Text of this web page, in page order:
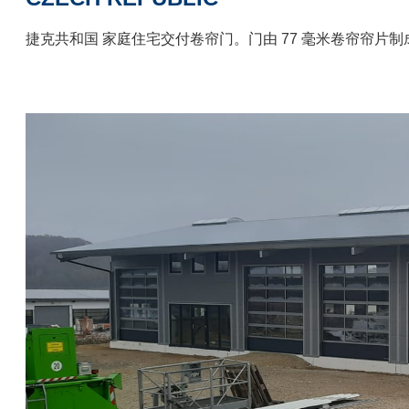
捷克共和国 家庭住宅交付卷帘门。门由 77 毫米卷帘帘片制